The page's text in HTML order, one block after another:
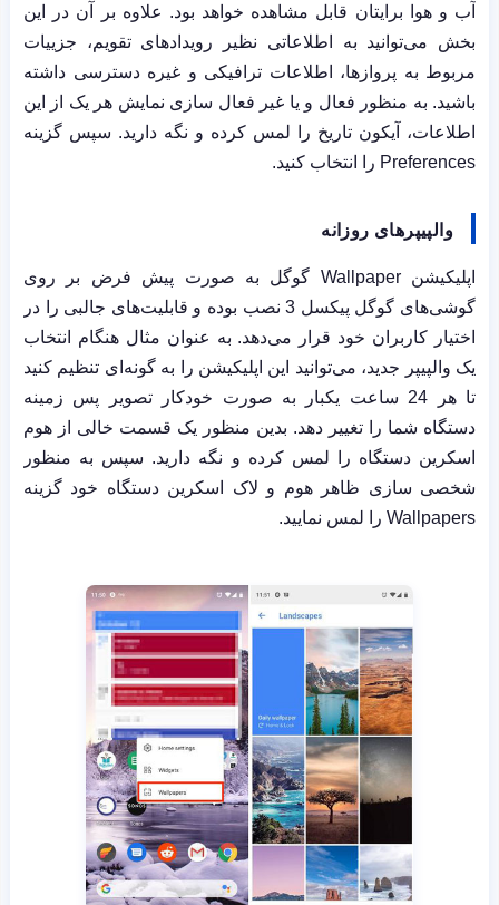
آب و هوا برایتان قابل مشاهده خواهد بود. علاوه بر آن در این
بخش می‌توانید به اطلاعاتی نظیر رویدادهای تقویم، جزییات
مربوط به پروازها، اطلاعات ترافیکی و غیره دسترسی داشته
باشید. به منظور فعال و یا غیر فعال سازی نمایش هر یک از این
اطلاعات، آیکون تاریخ را لمس کرده و نگه دارید. سپس گزینه
Preferences را انتخاب کنید.
والپیپرهای روزانه
اپلیکیشنWallpaper گوگل به صورت پیش فرض بر روی
گوشی‌های گوگل پیکسل 3 نصب بوده و قابلیت‌های جالبی را در
اختیار کاربران خود قرار می‌دهد. به عنوان مثال هنگام انتخاب
یک والپیپر جدید، می‌توانید این اپلیکیشن را به گونه‌ای تنظیم کنید
تا هر 24 ساعت یکبار به صورت خودکار تصویر پس زمینه
دستگاه شما را تغییر دهد. بدین منظور یک قسمت خالی از هوم
اسکرین دستگاه را لمس کرده و نگه دارید. سپس به منظور
شخصی سازی ظاهر هوم و لاک اسکرین دستگاه خود گزینه
Wallpapers را لمس نمایید.